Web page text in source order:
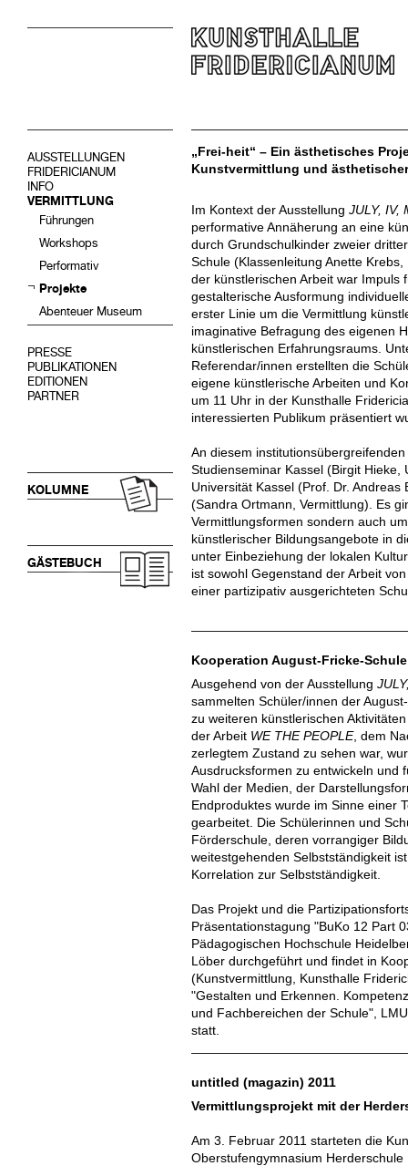
AUSSTELLUNGEN
FRIDERICIANUM
INFO
VERMITTLUNG
Führungen
Workshops
Performativ
Projekte
Abenteuer Museum
PRESSE
PUBLIKATIONEN
EDITIONEN
PARTNER
KOLUMNE
GÄSTEBUCH
„Frei-heit“ – Ein ästhetisches
Kunstvermittlung und
Im Kontext der Ausstellung JULY, IV,
performative Annäherung an eine
durch Grundschulkinder zweier
Schule (Klassenleitung Anette
der künstlerischen Arbeit war Impuls
gestalterische Ausformung
erster Linie um die Vermittlung
imaginative Befragung des eigenen
künstlerischen Erfahrungsraums.
Referendar/innen erstellten die
eigene künstlerische Arbeiten und
um 11 Uhr in der Kunsthalle
interessierten Publikum präsentiert
An diesem
Studienseminar Kassel (Birgit
Universität Kassel (Prof. Dr.
(Sandra Ortmann, Vermittlung). Es
Vermittlungsformen sondern auch
künstlerischer Bildungsangebote in
unter Einbeziehung der lokalen
ist sowohl Gegenstand der Arbeit
einer partizipativ ausgerichteten
Kooperation August-Fricke-
Ausgehend von der Ausstellung
sammelten Schüler/innen der
zu weiteren künstlerischen
der Arbeit WE THE PEOPLE, dem
zerlegtem Zustand zu sehen war,
Ausdrucksformen zu entwickeln und
Wahl der Medien, der
Endproduktes wurde im Sinne einer
gearbeitet. Die Schülerinnen und
Förderschule, deren vorrangiger
weitestgehenden Selbstständigkeit
Korrelation zur Selbstständigkeit.
Das Projekt und die
Präsentationstagung "BuKo 12 Part
Pädagogischen Hochschule
Löber durchgeführt und findet in
(Kunstvermittlung, Kunsthalle
"Gestalten und Erkennen.
und Fachbereichen der Schule",
statt.
untitled (magazin) 2011
Vermittlungsprojekt mit der
Am 3. Februar 2011 starteten die
Oberstufengymnasium